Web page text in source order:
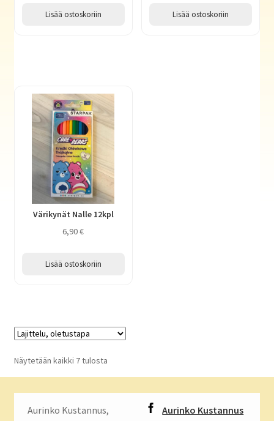
Lisää ostoskoriin Lisää ostoskoriin
Värikynät Nalle 12kpl
6,90€
Lisää ostoskoriin
Näytetään kaikki 7 tulosta
Aurinko Kustannus,
Aurinko Kustannus